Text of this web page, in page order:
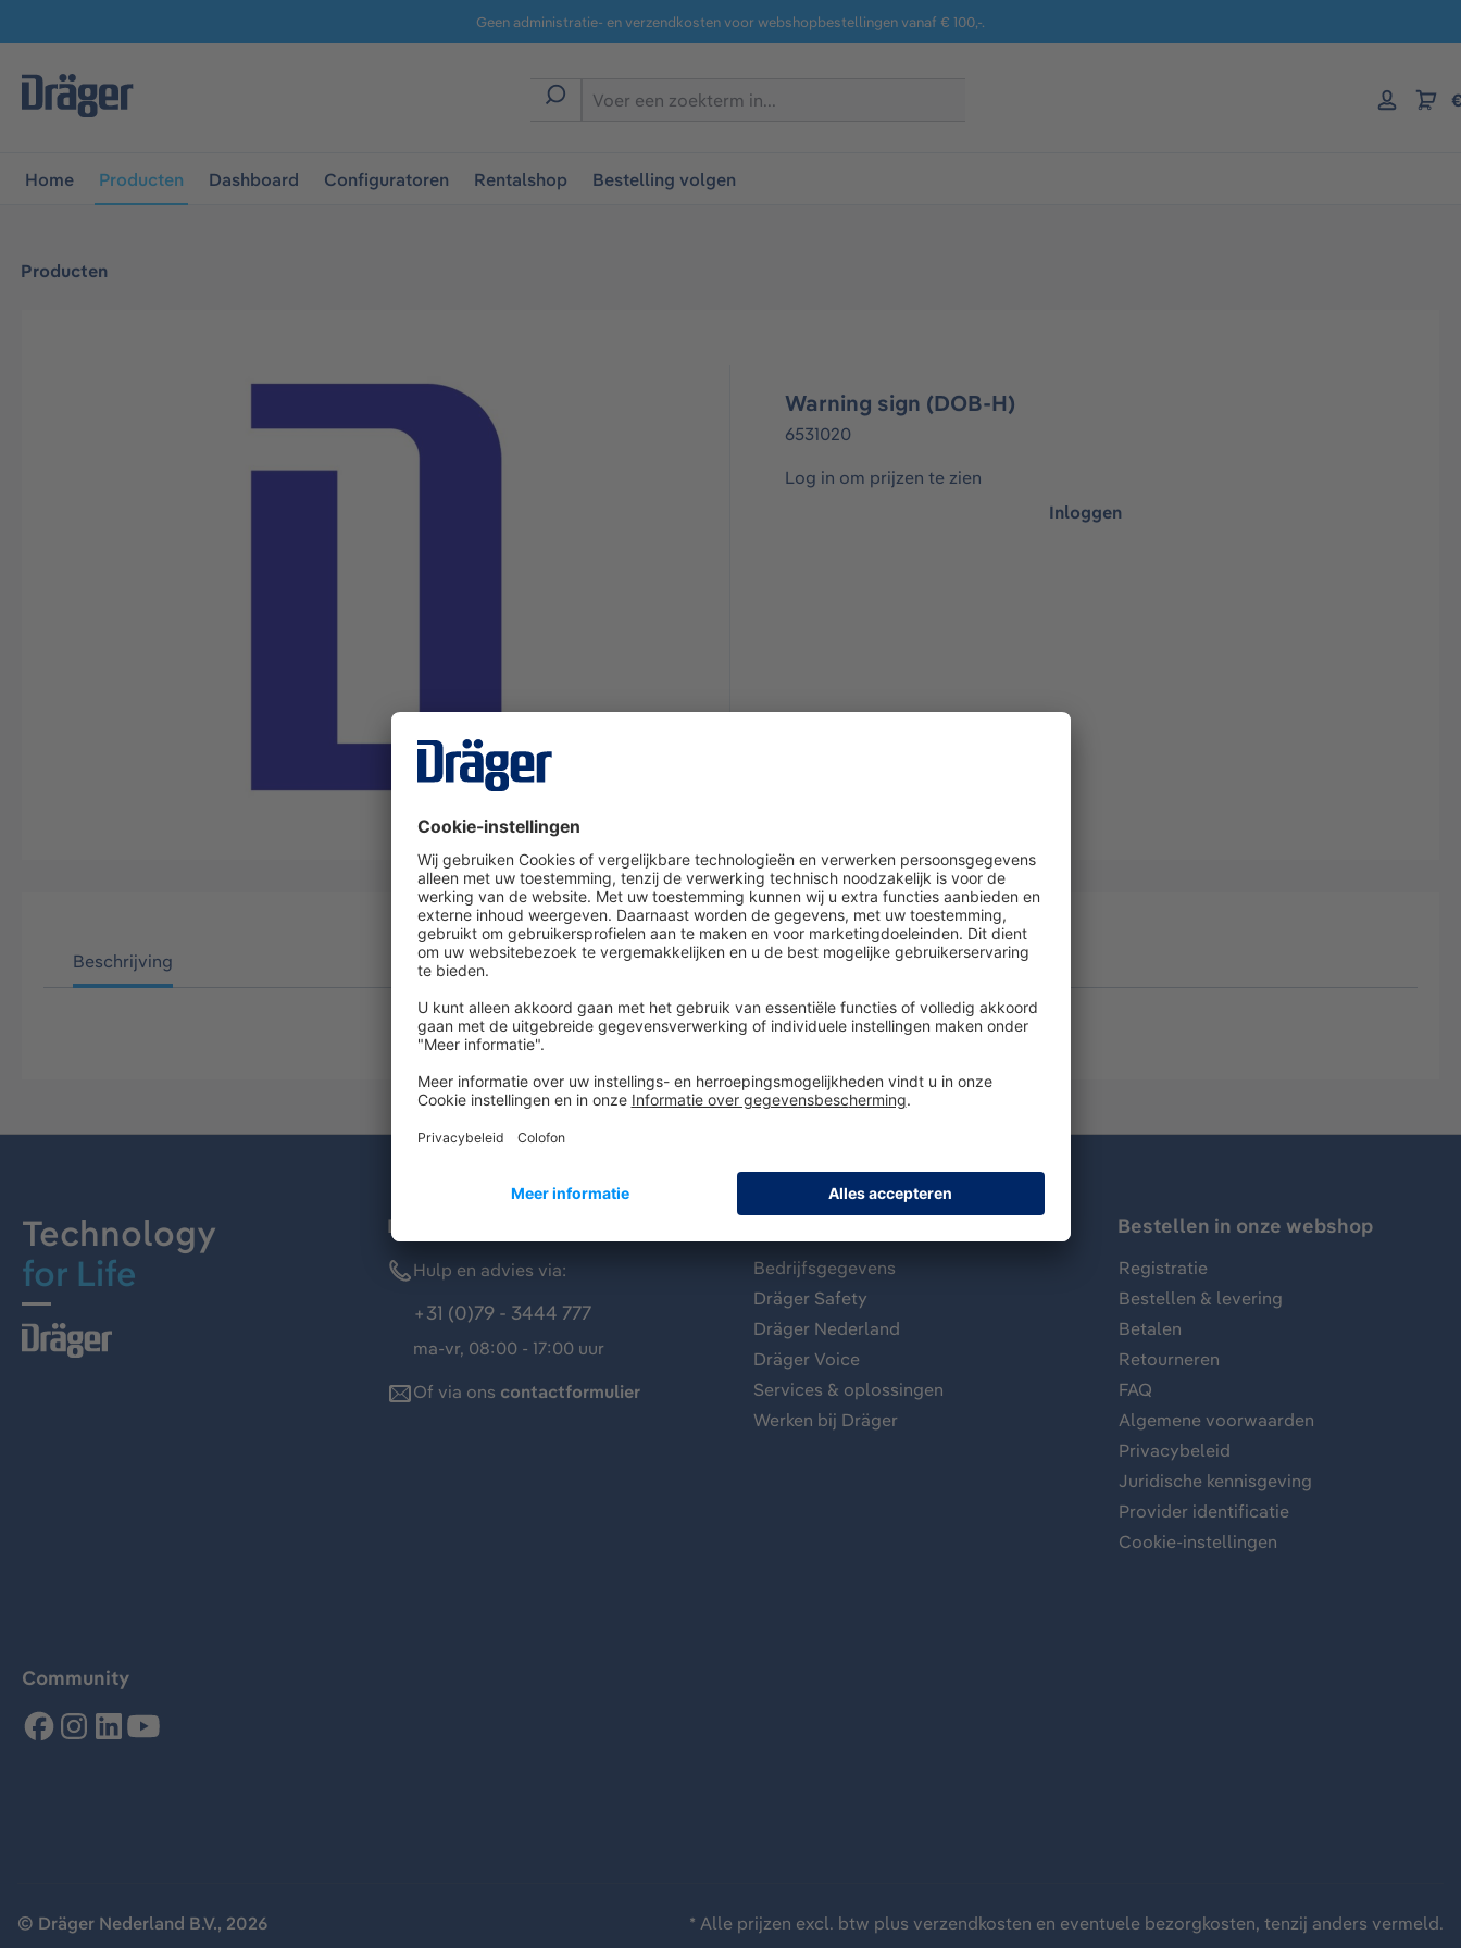
Ga naar navigatie B2B-platformGeen administratie- en verzendkosten voor webshopbestellingen vanaf € 100,-.
Home Producten Dashboard Configuratoren Rentalshop Bestelling volgen
Producten
Warning sign (DOB-H)
6531020
Log in om prijzen te zien
Inloggen
Beschrijving
Technology
for Life
Dräger klantenservice
Hulp en advies via:
+31 (0)79 - 3444 777
ma-vr, 08:00 - 17:00 uur
Of via ons contactformulier
Bedrijfsgegevens
Dräger Safety
Dräger Nederland
Dräger Voice
Services & oplossingen
Werken bij Dräger
Bestellen in onze webshop
Registratie
Bestellen & levering
Betalen
Retourneren
FAQ
Algemene voorwaarden
Privacybeleid
Juridische kennisgeving
Provider identificatie
Cookie-instellingen
Community
© Dräger Nederland B.V., 2026 * Alle prijzen excl. btw plus verzendkosten en eventuele bezorgkosten, tenzij anders vermeld.